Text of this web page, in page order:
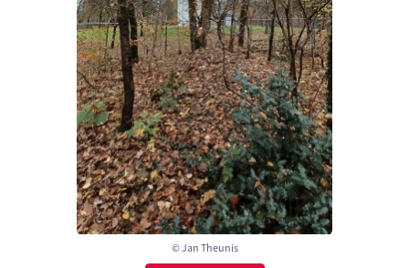
© Jan Theunis